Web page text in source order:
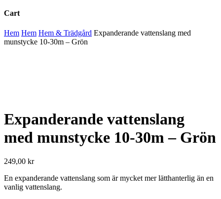
Cart
Close
Cart
Hem Hem Hem & Trädgård Expanderande vattenslang med
munstycke 10-30m – Grön
Expanderande vattenslang
med munstycke 10-30m – Grön
249,00 kr
En expanderande vattenslang som är mycket mer lätthanterlig än en
vanlig vattenslang.